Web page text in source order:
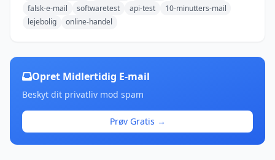
falsk-e-mail
softwaretest api-test
10-minutters-mail
lejebolig
online-handel
Opret Midlertidig E-mail
Beskyt dit privatliv mod spam
Prøv Gratis →